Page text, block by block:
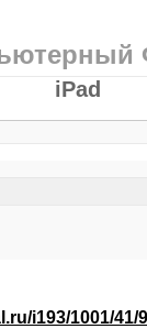
iPad
i193/1001/41/